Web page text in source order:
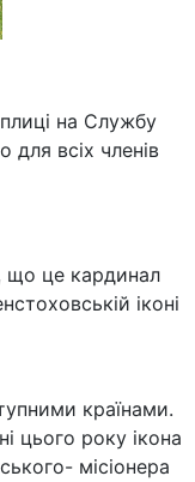
на Службу
всіх членів
що це кардинал
іконі
країнами.
цього року ікона
місіонера